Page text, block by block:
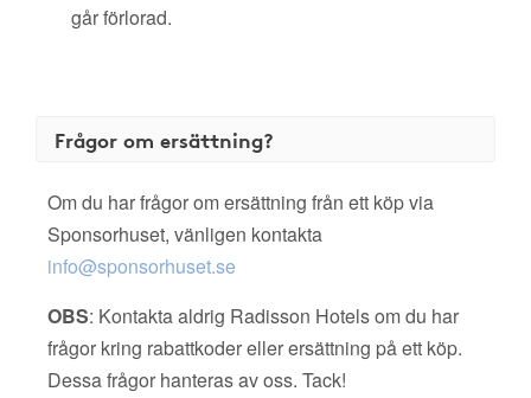
går förlorad.
Frågor om ersättning?
Om du har frågor om ersättning från ett köp via
Sponsorhuset, vänligen kontakta
info@sponsorhuset.se
OBS: Kontakta aldrig Radisson Hotels om du har
frågor kring rabattkoder eller ersättning på ett köp.
Dessa frågor hanteras av oss. Tack!